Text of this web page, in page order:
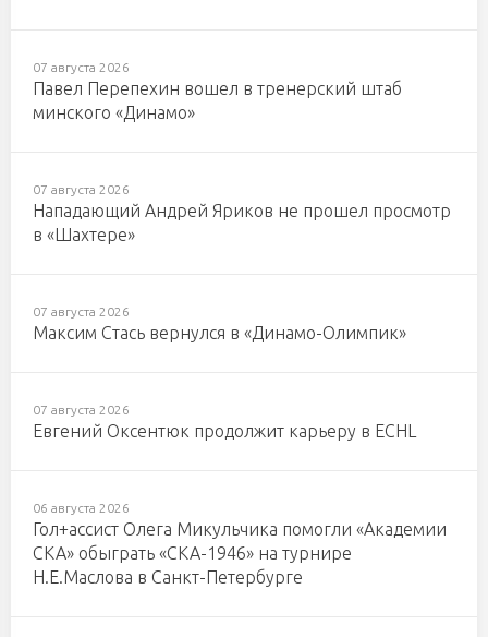
07 августа 2026
Павел Перепехин вошел в тренерский штаб
минского «Динамо»
07 августа 2026
Нападающий Андрей Яриков не прошел просмотр
в «Шахтере»
07 августа 2026
Максим Стась вернулся в «Динамо-Олимпик»
07 августа 2026
Евгений Оксентюк продолжит карьеру в ECHL
06 августа 2026
Гол+ассист Олега Микульчика помогли «Академии
СКА» обыграть «СКА-1946» на турнире
Н.Е.Маслова в Санкт-Петербурге